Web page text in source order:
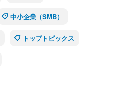
中小企業（SMB）
トップトピックス